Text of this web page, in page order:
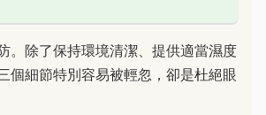
。除了保持環境清潔、提供適當濕度
個細節特別容易被輕忽，卻是杜絕眼